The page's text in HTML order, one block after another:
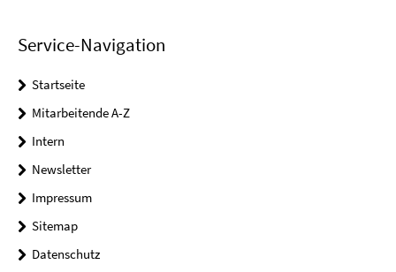
Service-Navigation
Startseite
Mitarbeitende A-Z
Intern
Newsletter
Impressum
Sitemap
Datenschutz